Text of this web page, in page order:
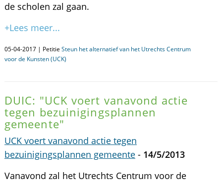
de scholen zal gaan.
+Lees meer...
05-04-2017 | Petitie Steun het alternatief van het Utrechts Centrum
voor de Kunsten (UCK)
DUIC: "UCK voert vanavond actie
tegen bezuinigingsplannen
gemeente"
UCK voert vanavond actie tegen
bezuinigingsplannen gemeente- 14/5/2013
Vanavond zal het Utrechts Centrum voor de